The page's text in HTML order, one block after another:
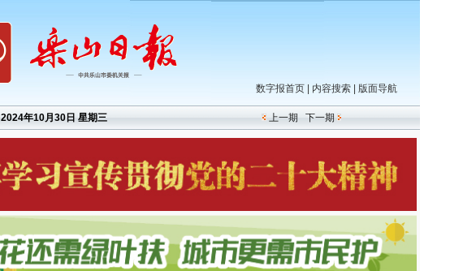
数字报首页 内容搜索 版面导航
2024年10月30日 星期三 上一期 下一期